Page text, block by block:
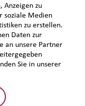
Anzeigen zu
soziale Medien
zu erstellen.
Daten zur
an unsere Partner
Sie in unserer